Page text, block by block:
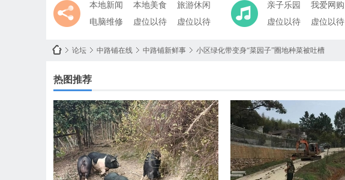
本地新闻 本地美食
旅游休闲
电脑维修
虚位以待 虚位以待
亲子乐园 我爱网购
虚位以待
虚位以待
中
论坛 中路铺在线 中路铺新鲜事 小区绿化带变身“菜园子”圈地种菜被吐槽
热图推荐